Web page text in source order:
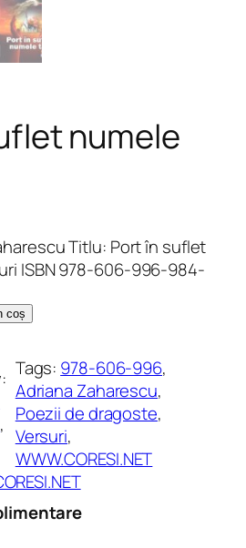
numele
Titlu: Port în suflet
ISBN 978-606-996-984-
coș
Tags: 978-606-996
Adriana Zaharescu
Poezii de dragoste
Versuri
WWW.CORESI.NET